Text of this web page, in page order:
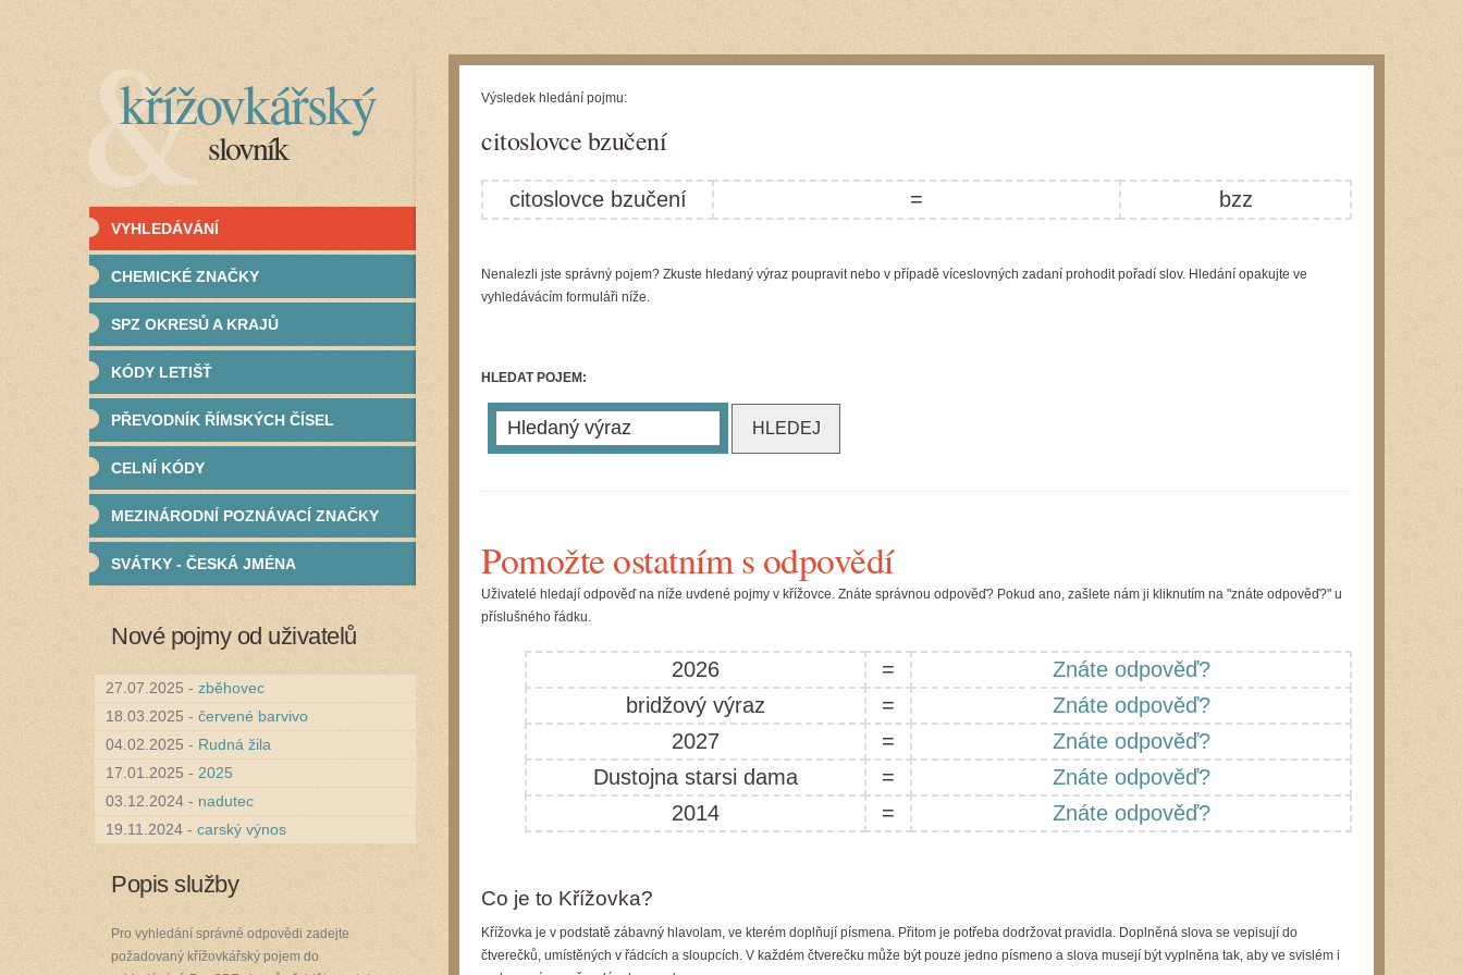
Výsledek hledání pojmu:
citoslovce bzučení
citoslovce bzučení = bzz
Nenalezli jste správný pojem? Zkuste hledaný výraz poupravit nebo v případě víceslovných zadaní prohodit pořadí slov. Hledání opakujte ve
vyhledávácím formuláři níže.
HLEDAT POJEM:
Pomožte ostatním s odpovědí
Uživatelé hledají odpověď na níže uvdené pojmy v křížovce. Znáte správnou odpověď? Pokud ano, zašlete nám ji kliknutím na "znáte odpověď?" u
příslušného řádku.
2026 =
Znáte odpověď?
bridžový výraz
=
Znáte odpověď?
2027
=
Znáte odpověď?
Dustojna starsi dama
=
Znáte odpověď?
2014
= Znáte odpověď?
Co je to Křížovka?
Křížovka je v podstatě zábavný hlavolam, ve kterém doplňují písmena. Přitom je potřeba dodržovat pravidla. Doplněná slova se vepisují do
čtverečků, umístěných v řádcích a sloupcích. V každém čtverečku může být pouze jedno písmeno a slova musejí být vyplněna tak, aby ve svislém i
křížovkářský
slovník
VYHLEDÁVÁNÍ
CHEMICKÉ ZNAČKY
SPZ OKRESŮ A KRAJŮ
KÓDY LETIŠŤ
PŘEVODNÍK ŘÍMSKÝCH ČÍSEL
CELNÍ KÓDY
MEZINÁRODNÍ POZNÁVACÍ ZNAČKY
SVÁTKY - ČESKÁ JMÉNA
Nové pojmy od uživatelů
27.07.2025 - zběhovec
18.03.2025 - červené barvivo
04.02.2025 - Rudná žila
17.01.2025 - 2025
03.12.2024 - nadutec
19.11.2024 - carský výnos
Popis služby
Pro vyhledání správné odpovědi zadejte
požadovaný křížovkářský pojem do